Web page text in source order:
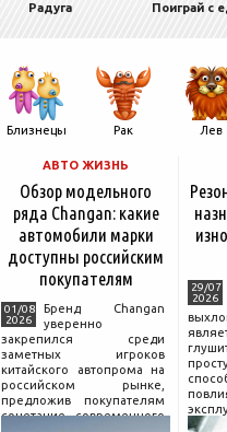
Радуга Поиграй с
Близнецы Рак Лев
АВТО ЖИЗНЬ
Обзор модельного
ряда Changan: какие
автомобили марки
доступны российским
покупателям
01/08
2026
Бренд Changan
уверенно
закрепился среди
заметных игроков
китайского автопрома на
российском рынке,
предложив покупателям
сочетание современного
29/07
2026
и